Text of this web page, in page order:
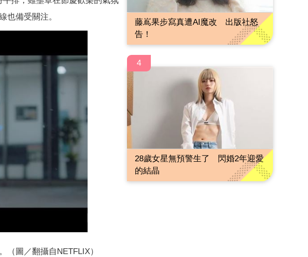
也備受關注。
圖／翻攝自NETFLIX）
藤嶌果步寫真遭AI魔改 出版社怒
告！
4
28歲女星無預警生了 閃婚2年迎愛
的結晶